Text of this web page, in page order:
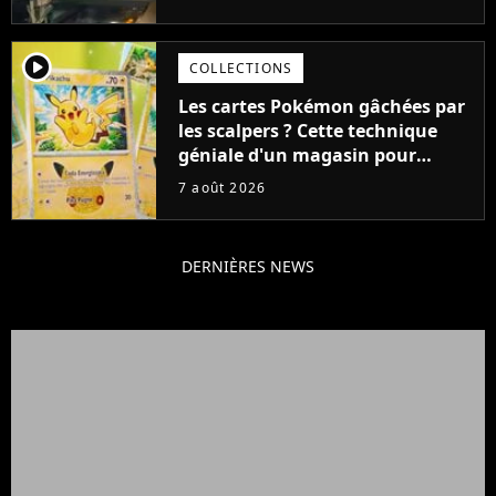
player2 COLLECTIONS
Les cartes Pokémon gâchées par
les scalpers ? Cette technique
géniale d'un magasin pour
ruiner les revendeurs
7 août 2026
DERNIÈRES NEWS